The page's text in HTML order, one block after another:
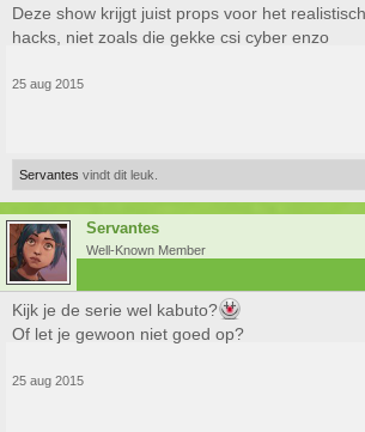
Deze show krijgt juist props voor het
hacks, niet zoals die gekke csi cyber enzo
25 aug 2015
Servantes vindt dit leuk.
Servantes
Well-Known Member
Kijk je de serie wel kabuto?
Of let je gewoon niet goed op?
25 aug 2015